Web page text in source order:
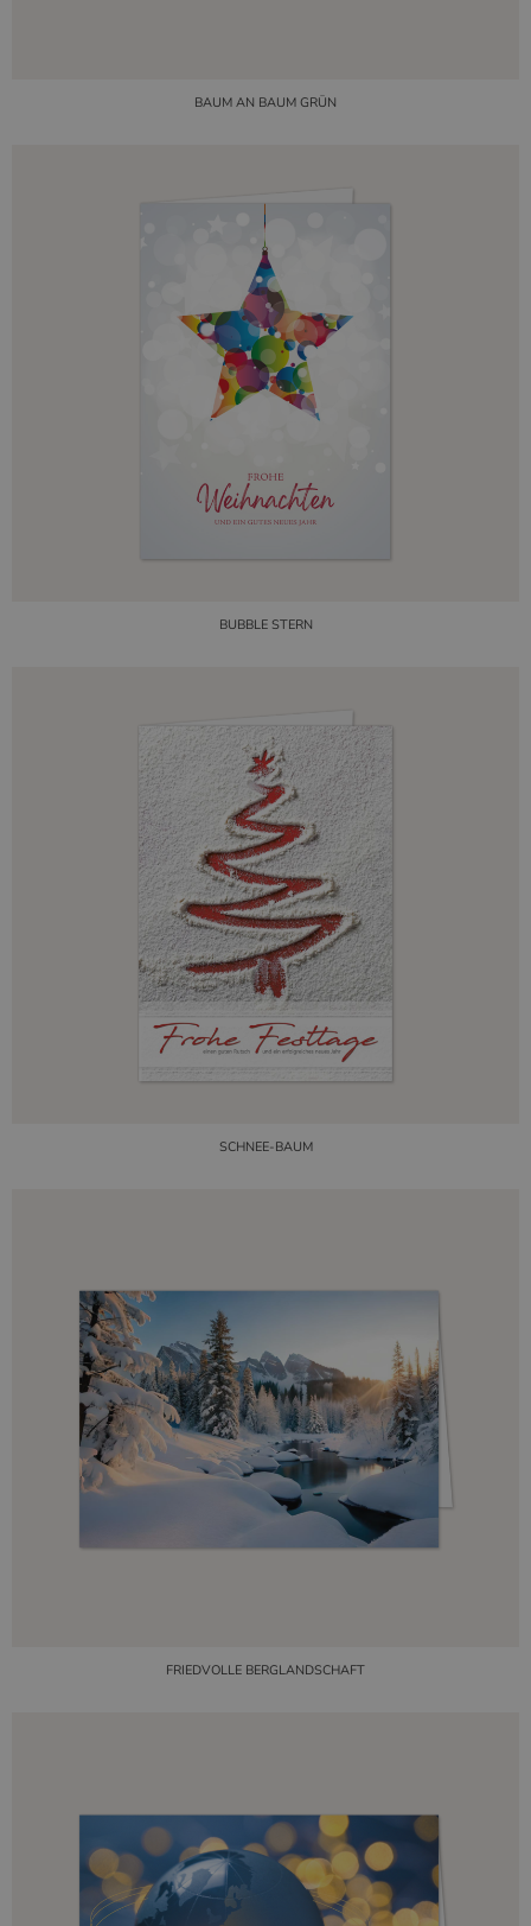
BAUM AN BAUM GRÜN
BUBBLE STERN
SCHNEE-BAUM
FRIEDVOLLE BERGLANDSCHAFT